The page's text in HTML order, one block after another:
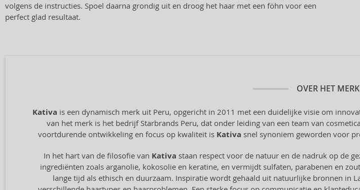
volgens de instructies. Spoel daarna grondig uit en droog het haar met een föhn voor een
perfect glad resultaat.
OVER HET MERK
Kativa is een dynamisch merk uit Peru, opgericht in 2011 met een duidelijke visie om
van het merk is het bedrijf Starbrands Peru, dat onder leiding van een team van
voortdurende ontwikkeling en focus op kwaliteit is Kativa snel synoniem geworden voor
In het hart van de filosofie van Kativa staan respect voor de natuur en de nadruk op de
ingrediënten zoals arganolie, kokosolie en keratine, en vermijdt sulfaten, parabenen en
lange tijd als ethisch en duurzaam. Inspiratie wordt gehaald uit natuurlijke bronnen in